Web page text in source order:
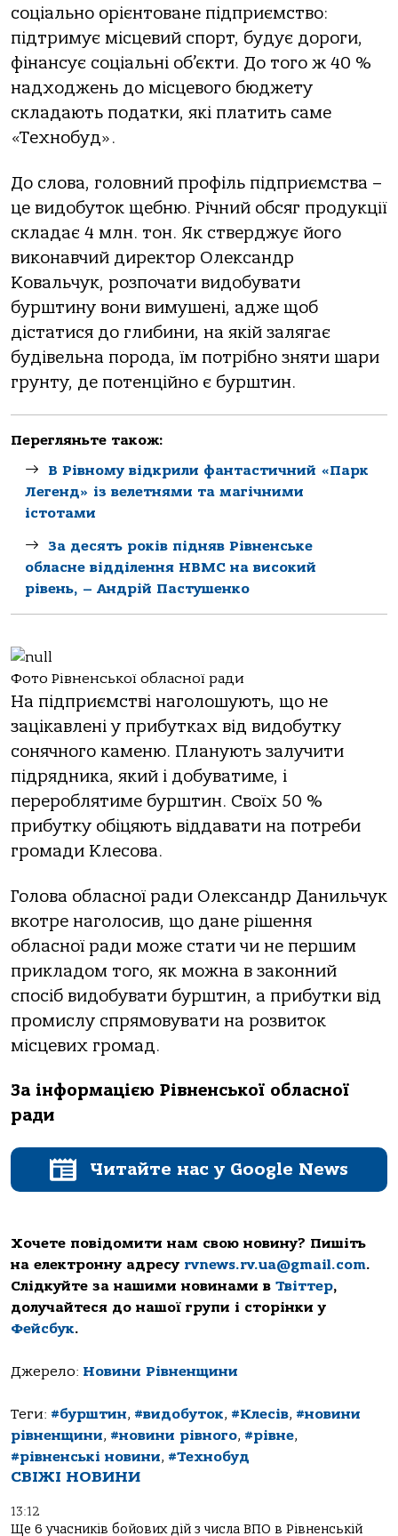
соціально орієнтоване підприємство:
підтримує місцевий спорт, будує дороги,
фінансує соціальні об’єкти. До того ж 40 %
надходжень до місцевого бюджету
складають податки, які платить саме
«Технобуд».
До слова, головний профіль підприємства –
це видобуток щебню. Річний обсяг продукції
складає 4 млн. тон. Як стверджує його
виконавчий директор Олександр
Ковальчук, розпочати видобувати
бурштину вони вимушені, адже щоб
дістатися до глибини, на якій залягає
будівельна порода, їм потрібно зняти шари
грунту, де потенційно є бурштин.
Перегляньте також:
В Рівному відкрили фантастичний «Парк
Легенд» із велетнями та магічними
істотами
За десять років підняв Рівненське
обласне відділення НВМС на високий
рівень, – Андрій Пастушенко
Фото Рівненської обласної ради
На підприємстві наголошують, що не
зацікавлені у прибутках від видобутку
сонячного каменю. Планують залучити
підрядника, який і добуватиме, і
перероблятиме бурштин. Своїх 50 %
прибутку обіцяють віддавати на потреби
громади Клесова.
Голова обласної ради Олександр Данильчук
вкотре наголосив, що дане рішення
обласної ради може стати чи не першим
прикладом того, як можна в законний
спосіб видобувати бурштин, а прибутки від
промислу спрямовувати на розвиток
місцевих громад.
За інформацією Рівненської обласної
ради
Читайте нас у Google News
Хочете повідомити нам свою новину? Пишіть
на електронну адресу rvnews.rv.ua@gmail.com.
Слідкуйте за нашими новинами в Твіттер,
долучайтеся до нашої групи і сторінки у
Фейсбук.
Джерело: Новини Рівненщини
Теги: #бурштин, #видобуток, #Клесів, #новини
рівненщини, #новини рівного, #рівне,
#рівненські новини, #Технобуд
СВІЖІ НОВИНИ
13:12
Ще 6 учасників бойових дій з числа ВПО в Рівненській